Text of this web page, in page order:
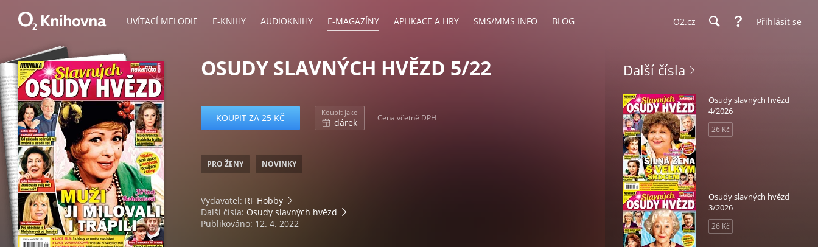
UVÍTACÍ MELODIE E-KNIHY AUDIOKNIHY E-MAGAZÍNY APLIKACE A HRY SMS/MMS INFO BLOG O2.cz Přihlásit se
OSUDY SLAVNÝCH HVĚZD 5/22
KOUPIT ZA 25 KČ Koupit jako
dárek Cena včetně DPH
PRO ŽENY NOVINKY
Vydavatel: RF Hobby
Další čísla: Osudy slavných hvězd
Publikováno: 12. 4. 2022
Další čísla
Osudy slavných hvězd
4/2026
26 Kč
Osudy slavných hvězd
3/2026
26 Kč